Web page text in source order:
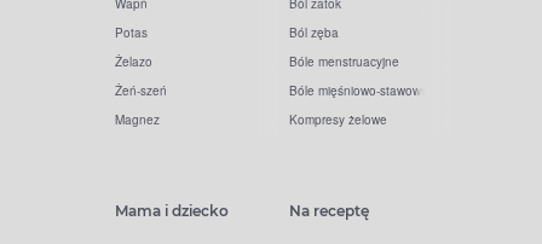
Wapń
Potas
Żelazo
Żeń-szeń
Magnez
Ból zatok
Ból zęba
Bóle menstruacyjne
Bóle mięśniowo-stawowe
Kompresy żelowe
Mama i dziecko Na receptę